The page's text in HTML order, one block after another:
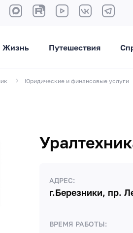
Жизнь Путешествия
Юридические и финансовые услуги
АДРЕС:
г.Березники, пр.
ВРЕМЯ РАБОТЫ: